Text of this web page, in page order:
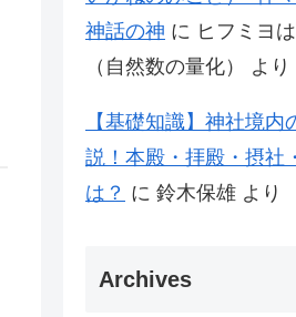
神話の神 に ヒフミヨ
（自然数の量化）
より
【基礎知識】神社境
説！本殿・拝殿・摂社
は？ に 鈴木保雄 より
Archives